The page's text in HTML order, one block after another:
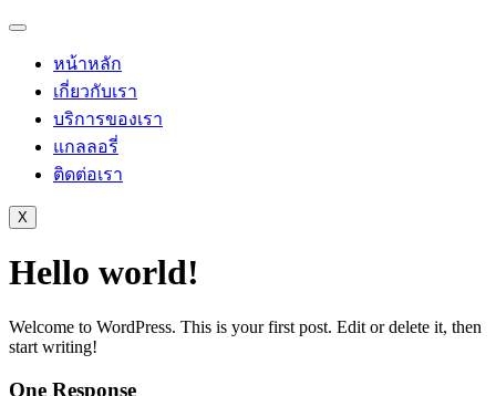
หน้าหลัก
เกี่ยวกับเรา
บริการของเรา
แกลลอรี่
ติดต่อเรา
X
Hello world!
Welcome to WordPress. This is your first post. Edit or delete it, then
start writing!
One Response